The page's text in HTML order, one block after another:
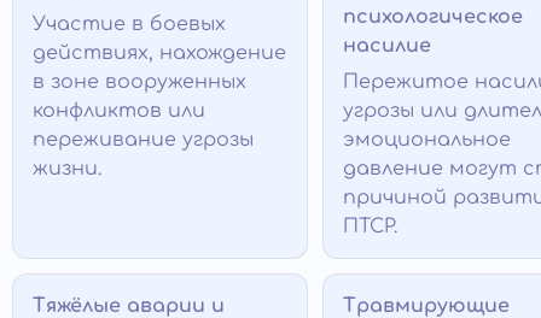
Участие в боевых
действиях, нахождение
в зоне вооруженных
конфликтов или
переживание угрозы
жизни.
психологическое
насилие
Пережитое
угрозы или
эмоциональное
давление могут
причиной
ПТСР.
Тяжёлые аварии и
Травмирующие